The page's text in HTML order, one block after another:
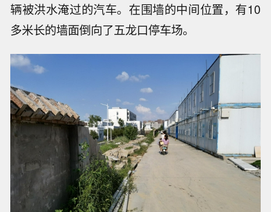
辆被洪水淹过的汽车。在围墙的中间位置，有10
多米长的墙面倒向了五龙口停车场。